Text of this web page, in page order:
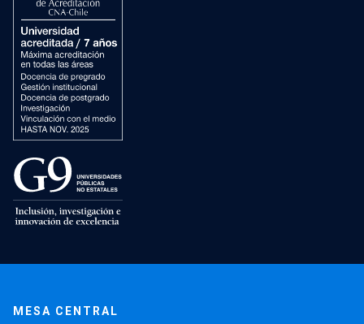
MESA CENTRAL